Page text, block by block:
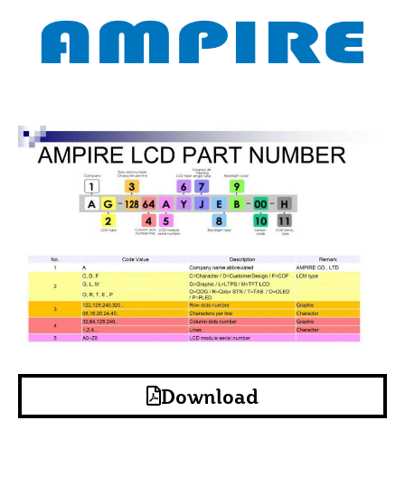
Download